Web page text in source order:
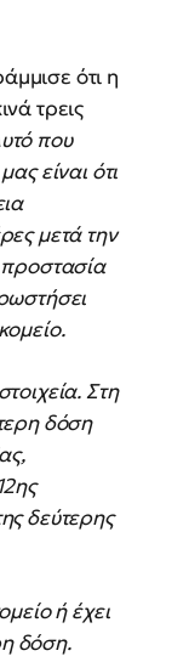
ότι η
τρεις
που
είναι ότι
μετά την
Στη
δόση
δεύτερης
ή έχει
δόση.